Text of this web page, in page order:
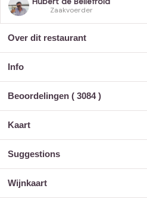
Zaakvoerder
Over dit restaurant
Info
Beoordelingen ( 3084)
kaart
suggestions
wijnkaart